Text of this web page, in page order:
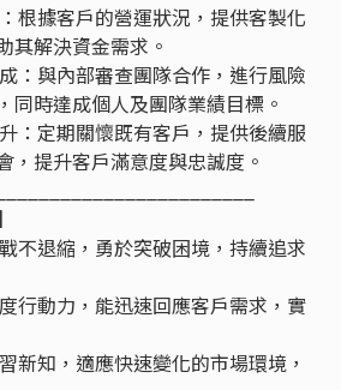
根據客戶的營運狀況，提供客製化
其解決資金需求。
：與內部審查團隊合作，進行風險
同時達成個人及團隊業績目標。
：定期關懷既有客戶，提供後續服
，提升客戶滿意度與忠誠度。
不退縮，勇於突破困境，持續追求
行動力，能迅速回應客戶需求，實
新知，適應快速變化的市場環境，